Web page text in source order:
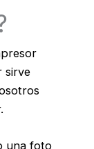
sirve
una foto